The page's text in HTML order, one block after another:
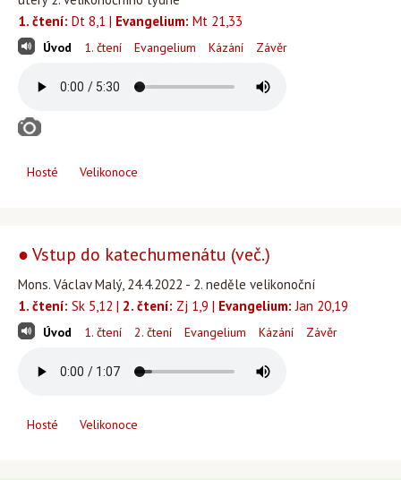
1. čtení: Dt 8,1 | Evangelium: Mt 21,33
Úvod 1. čtení Evangelium Kázání Závěr
Hosté Velikonoce
● Vstup do katechumenátu (več.)
Mons. Václav Malý, 24.4.2022 - 2. neděle velikonoční
1. čtení: Sk 5,12 | 2. čtení: Zj 1,9 | Evangelium: Jan 20,19
Úvod 1. čtení 2. čtení Evangelium Kázání Závěr
Hosté Velikonoce